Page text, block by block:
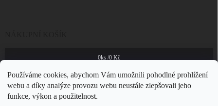
Používáme cookies, abychom Vám umožnili pohodlné prohlížení
webu a díky analýze provozu webu neustále zlepšovali jeho
funkce, výkon a použitelnost.
0ks /0 Kč